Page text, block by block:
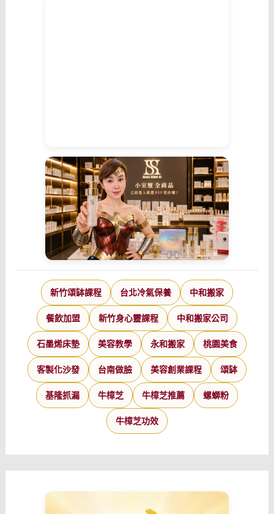
新竹頌缽課程 台北冷氣保養 中和搬家
餐飲加盟 新竹身心靈課程 中和搬家公司
石墨烯床墊 美容教學 永和搬家 桃園美食
客製化沙發 台南做臉 美容創業課程 頌缽
基隆抓漏 牛樟芝 牛樟芝推薦 螺螄粉
牛樟芝功效